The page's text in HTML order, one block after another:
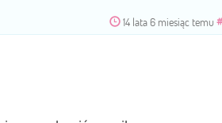
14 lata 6 miesiąc temu